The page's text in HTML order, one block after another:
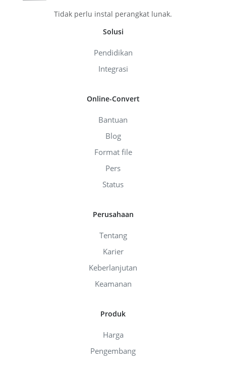
Tidak perlu instal perangkat lunak.
Solusi
Pendidikan
Integrasi
Online-Convert
Bantuan
Blog
Format file
Pers
Status
Perusahaan
Tentang
Karier
Keberlanjutan
Keamanan
Produk
Harga
Pengembang